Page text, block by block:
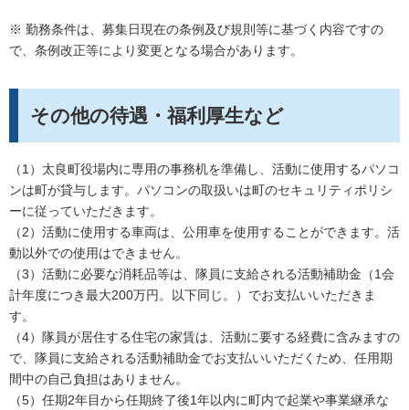
※ 勤務条件は、募集日現在の条例及び規則等に基づく内容ですの
で、条例改正等により変更となる場合があります。
その他の待遇・福利厚生など
（1）太良町役場内に専用の事務机を準備し、活動に使用するパソコ
ンは町が貸与します。パソコンの取扱いは町のセキュリティポリシ
ーに従っていただきます。
（2）活動に使用する車両は、公用車を使用することができます。活
動以外での使用はできません。
（3）活動に必要な消耗品等は、隊員に支給される活動補助金（1会
計年度につき最大200万円。以下同じ。）でお支払いいただきま
す。
（4）隊員が居住する住宅の家賃は、活動に要する経費に含みますの
で、隊員に支給される活動補助金でお支払いいただくため、任用期
間中の自己負担はありません。
（5）任期2年目から任期終了後1年以内に町内で起業や事業継承な